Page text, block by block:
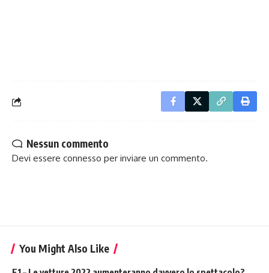
Nessun commento
Devi essere connesso per inviare un commento.
You Might Also Like